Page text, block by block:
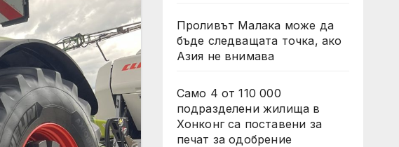
Проливът Малака може да
бъде следващата точка, ако
Азия не внимава
Само 4 от 110 000
подразделени жилища в
Хонконг са поставени за
печат за одобрение